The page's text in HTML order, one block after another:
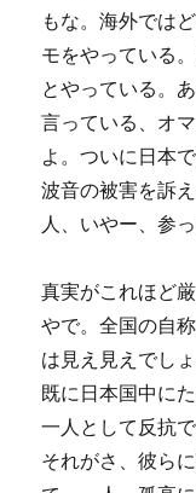
もな。海外では
モをやっている
とやっている。
言っている、オ
よ。ついに日本
波音の被害を訴
人、いやー、参っ
真実がこれほど
やで。全国の自
は見え見えでし
既に日本国中に
一人として反抗
それがさ、彼ら